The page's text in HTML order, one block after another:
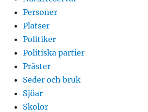
Personer
Platser
Politiker
Politiska partier
Präster
Seder och bruk
Sjöar
Skolor